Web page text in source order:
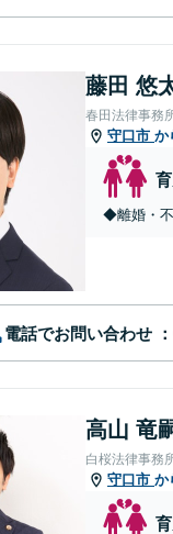
藤田 悠
春田法律事務
守口市 か
◆離婚・不
電話でお問い合わせ
高山 竜
白桜法律事務
守口市 か